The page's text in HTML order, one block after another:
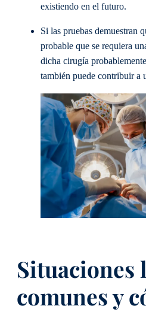
existiendo en el futuro.
Si las pruebas demuestran
probable que se requiera
dicha cirugía
también puede contribuir a
Situaciones
comunes y